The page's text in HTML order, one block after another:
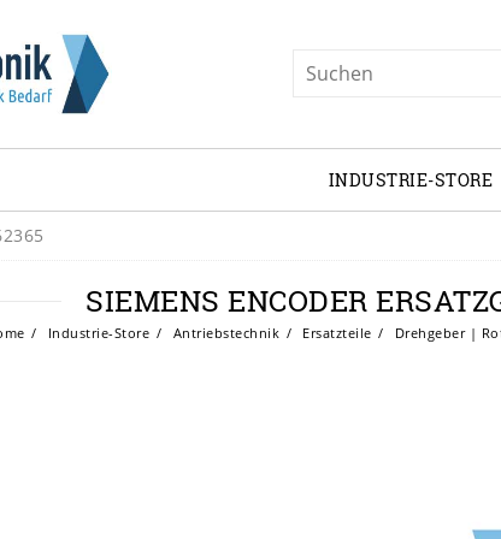
INDUSTRIE-STORE
SIEMENS ENCODER
Industrie-Store Antriebstechnik Ersatzteile Drehgeber |